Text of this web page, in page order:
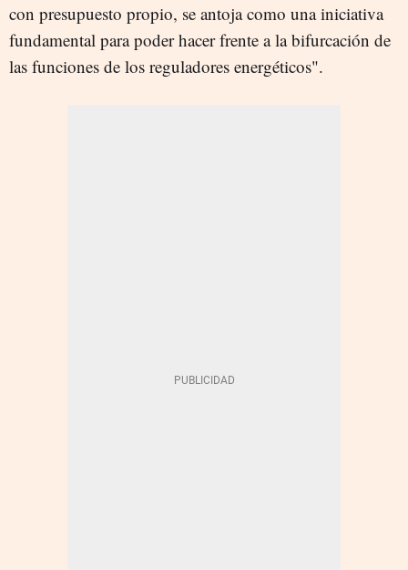
con presupuesto propio, se antoja como una iniciativa
fundamental para poder hacer frente a la bifurcación de
las funciones de los reguladores energéticos".